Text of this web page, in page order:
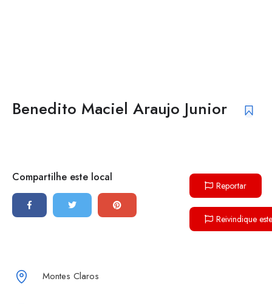
Benedito Maciel Araujo Junior
Compartilhe este local
Reportar
Reivindique
Montes Claros